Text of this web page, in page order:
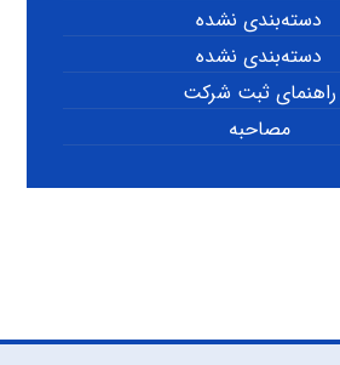
دسته‌بندی نشده
دسته‌بندی نشده
راهنمای ثبت شرکت
مصاحبه